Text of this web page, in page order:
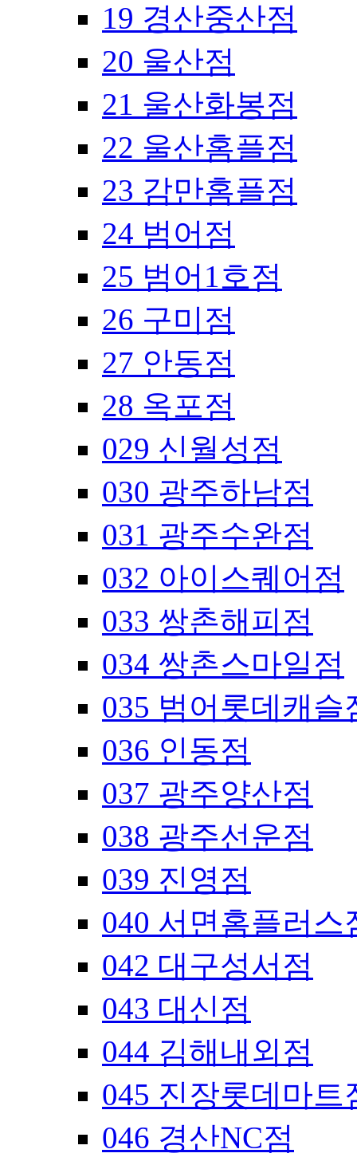
19 경산중산점
20 울산점
21 울산화봉점
22 울산홈플점
23 감만홈플점
24 범어점
25 범어1호점
26 구미점
27 안동점
28 옥포점
029 신월성점
030 광주하남점
031 광주수완점
032 아이스퀘어점
033 쌍촌해피점
034 쌍촌스마일점
035 범어롯데캐슬
036 인동점
037 광주양산점
038 광주선운점
039 진영점
040 서면홈플러스
042 대구성서점
043 대신점
044 김해내외점
045 진장롯데마트
046 경산NC점